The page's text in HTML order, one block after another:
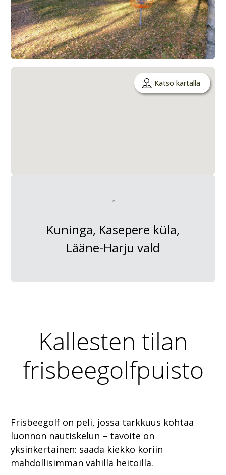
Katso kartalla
Kuninga, Kasepere küla,
Lääne-Harju vald
Kallesten tilan
frisbeegolfpuisto
Frisbeegolf on peli, jossa tarkkuus kohtaa
luonnon nautiskelun – tavoite on
yksinkertainen: saada kiekko koriin
mahdollisimman vähillä heitoilla.